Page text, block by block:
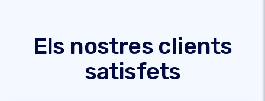
Els nostres clients
satisfets